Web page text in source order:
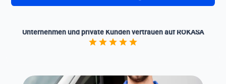
Unternehmen und private Kunden vertrauen auf ROKASA